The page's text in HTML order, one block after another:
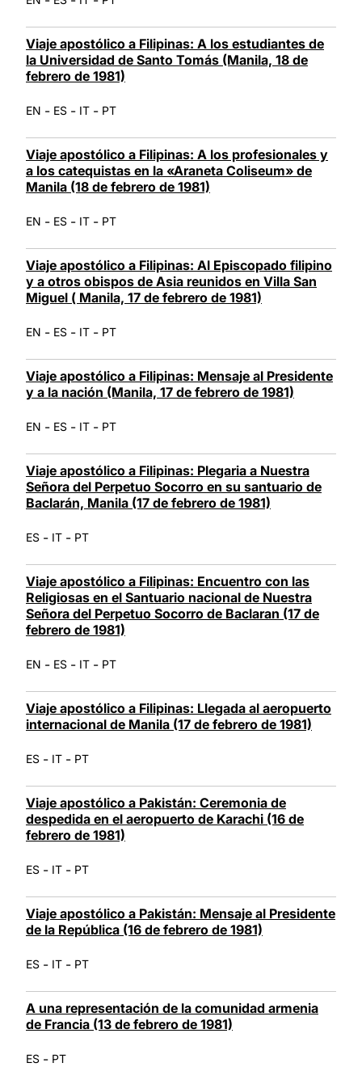
Viaje apostólico a Filipinas: A los estudiantes de
la Universidad de Santo Tomás (Manila, 18 de
febrero de 1981)
EN - ES - IT - PT
Viaje apostólico a Filipinas: A los profesionales y
a los catequistas en la «Araneta Coliseum» de
Manila (18 de febrero de 1981)
EN - ES - IT - PT
Viaje apostólico a Filipinas: Al Episcopado filipino
y a otros obispos de Asia reunidos en Villa San
Miguel ( Manila, 17 de febrero de 1981)
EN - ES - IT - PT
Viaje apostólico a Filipinas: Mensaje al Presidente
y a la nación (Manila, 17 de febrero de 1981)
EN - ES - IT - PT
Viaje apostólico a Filipinas: Plegaria a Nuestra
Señora del Perpetuo Socorro en su santuario de
Baclarán, Manila (17 de febrero de 1981)
ES - IT - PT
Viaje apostólico a Filipinas: Encuentro con las
Religiosas en el Santuario nacional de Nuestra
Señora del Perpetuo Socorro de Baclaran (17 de
febrero de 1981)
EN - ES - IT - PT
Viaje apostólico a Filipinas: Llegada al aeropuerto
internacional de Manila (17 de febrero de 1981)
ES - IT - PT
Viaje apostólico a Pakistán: Ceremonia de
despedida en el aeropuerto de Karachi (16 de
febrero de 1981)
ES - IT - PT
Viaje apostólico a Pakistán: Mensaje al Presidente
de la República (16 de febrero de 1981)
ES - IT - PT
A una representación de la comunidad armenia
de Francia (13 de febrero de 1981)
ES - PT